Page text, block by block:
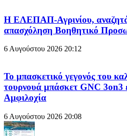
Η ΕΛΕΠΑΠ-Αγρινίου,
απασχόληση Βοηθητικό
6 Αυγούστου 2026 20:12
Το μπασκετικό γεγονός του
τουρνουά μπάσκετ GNC 3on3
Αμφιλοχία
6 Αυγούστου 2026 20:08